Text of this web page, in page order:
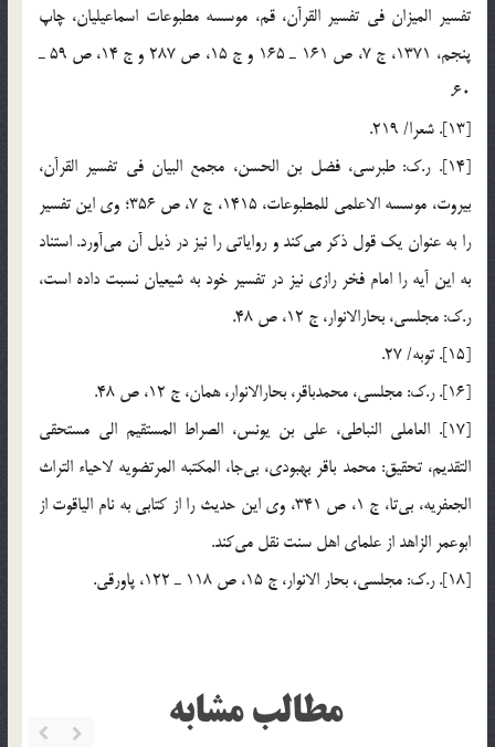
تفسير الميزان في تفسير القرآن، قم، موسسه مطبوعات اسماعيليان، چاپ
پنجم، 1371، ج 7، ص 161 ـ 165 و ج 15، ص 287 و ج 14، ص 59 ـ
60.
[13]. شعرا/ 219.
[14]. ر.ك: طبرسي، فضل بن الحسن، مجمع البيان في تفسير القرآن،
بيروت، موسسه الاعلمي للمطبوعات، 1415، ج 7، ص 356؛ وي اين تفسير
را به عنوان يك قول ذكر مي‌كند و رواياتي را نيز در ذيل آن مي‌آورد. استناد
به اين آيه را امام فخر رازي نيز در تفسير خود به شيعيان نسبت داده است،
ر.ك: مجلسي، بحارالانوار، ج 12، ص 48.
[15]. توبه/ 27.
[16]. ر.ك: مجلسي، محمدباقر، بحارالانوار، همان، ج 12، ص 48.
[17]. العاملي النباطي، علي بن يونس، الصراط المستقيم الي مستحقي
التقديم، تحقيق: محمد باقر بهبودي، بي‌جا، المكتبه المرتضويه لاحياء التراث
الجعفريه، بي‌تا، ج 1، ص 341، وي اين حديث را از كتابي به نام الياقوت از
ابوعمر الزاهد از علماي اهل سنت نقل مي‌كند.
[18]. ر.ك: مجلسي، بحار الانوار، ج 15، ص 118 ـ 122، پاورقي.
مطالب مشابه